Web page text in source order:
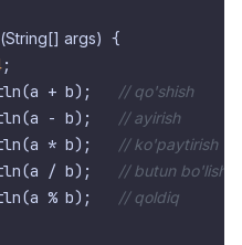
(String[] args) {
;
+ b);
// qo'shish
- b);
// ayirish
* b);
// ko'paytirish
/ b);
// butun bo'lish
% b);
// qoldiq